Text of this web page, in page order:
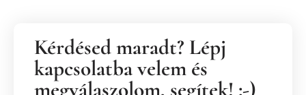
Kérdésed maradt? Lépj
kapcsolatba velem és
megválaszolom, segítek! :-)